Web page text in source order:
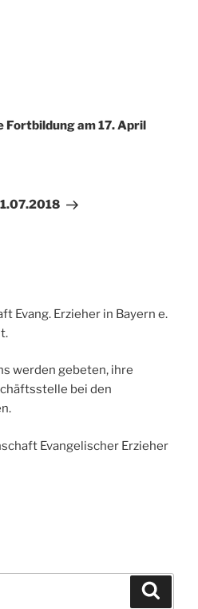
Fortbildung am 17. April
Evang. Erzieher in Bayern e.
werden gebeten, ihre
bei den
Evangelischer Erzieher